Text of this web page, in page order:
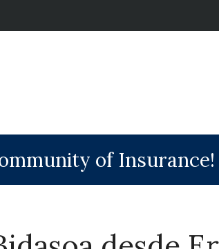
of Insurance!